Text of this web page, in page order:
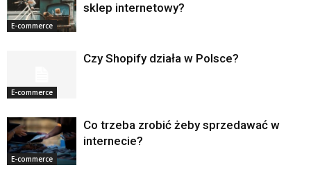
E-commerce
sklep internetowy?
E-commerce
Czy Shopify działa w Polsce?
E-commerce
Co trzeba zrobić żeby sprzedawać w
internecie?